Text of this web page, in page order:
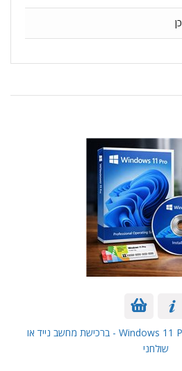
כן
התקנת מערכת הפעלה Windows 11 Pro - ברכישת מחשב נייד או
שולחני